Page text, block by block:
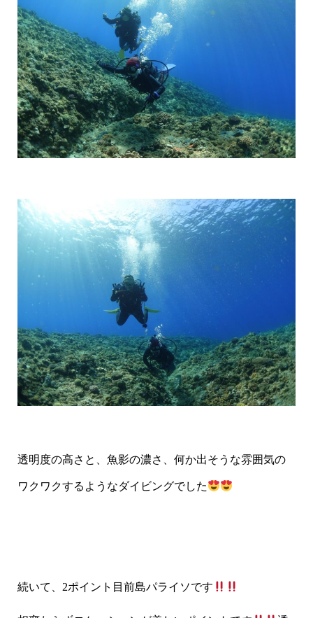
透明度の高さと、魚影の濃さ、何か出そうな雰囲気の
ワクワクするようなダイビングでした
続いて、2ポイント目前島パライソです